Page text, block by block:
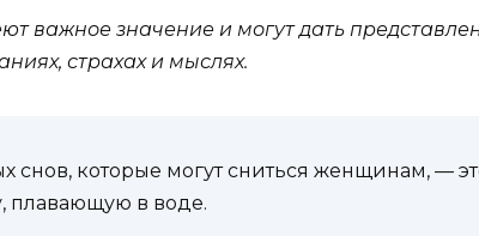
важное значение и могут дать
страхах и мыслях.
снов, которые могут сниться женщинам, —
плавающую в воде.